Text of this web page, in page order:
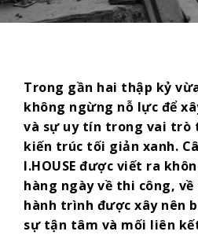
Trong gần hai thập kỷ vừa
không ngừng nỗ lực để
và sự uy tín trong vai trò
kiến trúc tối giản xanh.
I.HOUSE được viết ra
hàng ngày về thi công,
hành trình được xây nên
sự tận tâm và mối liên